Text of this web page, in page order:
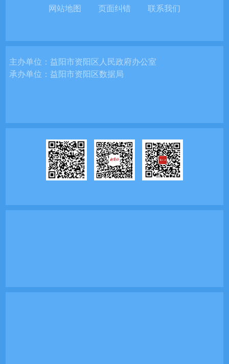
网站地图 页面纠错 联系我们
主办单位：益阳市资阳区人民政府办公室
承办单位：益阳市资阳区数据局